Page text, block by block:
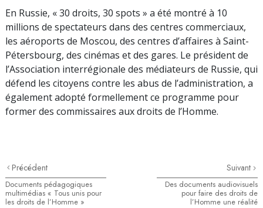
En Russie, « 30 droits, 30 spots » a été montré à 10
millions de spectateurs dans des centres commerciaux,
les aéroports de Moscou, des centres d’affaires à Saint-
Pétersbourg, des cinémas et des gares. Le président de
l’Association interrégionale des médiateurs de Russie, qui
défend les citoyens contre les abus de l’administration, a
également adopté formellement ce programme pour
former des commissaires aux droits de l’Homme.
Précédent
Documents pédagogiques
multimédias « Tous unis pour
les droits de l’Homme »
Suivant
Des documents audiovisuels
pour faire des droits de
l’Homme une réalité